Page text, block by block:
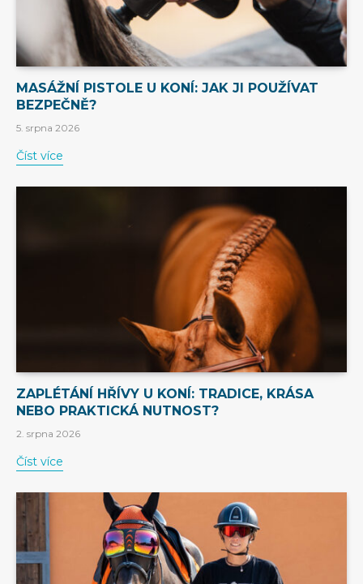
MASÁŽNÍ PISTOLE U KONÍ: JAK JI POUŽÍVAT
BEZPEČNĚ?
5. srpna 2026
Číst více
ZAPLÉTÁNÍ HŘÍVY U KONÍ: TRADICE, KRÁSA
NEBO PRAKTICKÁ NUTNOST?
2. srpna 2026
Číst více